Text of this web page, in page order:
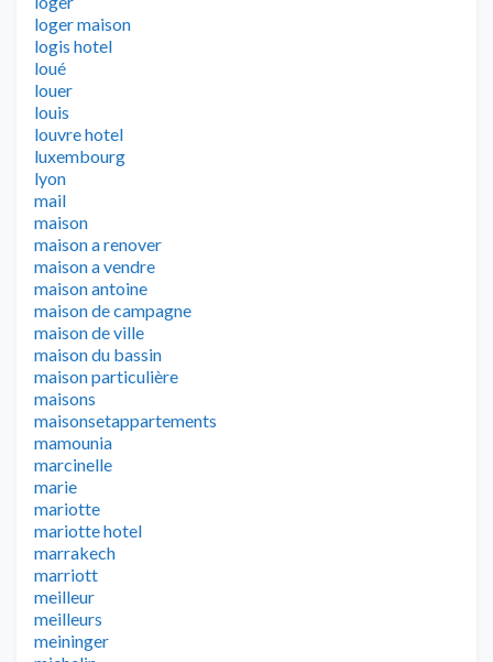
loger maison
logis hotel
loué
louer
louis
louvre hotel
luxembourg
lyon
mail
maison
maison a renover
maison a vendre
maison antoine
maison de campagne
maison de ville
maison du bassin
maison particulière
maisons
maisonsetappartements
mamounia
marcinelle
marie
mariotte
mariotte hotel
marrakech
marriott
meilleur
meilleurs
meininger